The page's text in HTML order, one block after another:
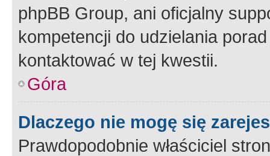
phpBB Group, ani oficjalny
kompetencji do udzielania
kontaktować w tej kwestii.
Góra
Dlaczego nie mogę się
Prawdopodobnie właściciel